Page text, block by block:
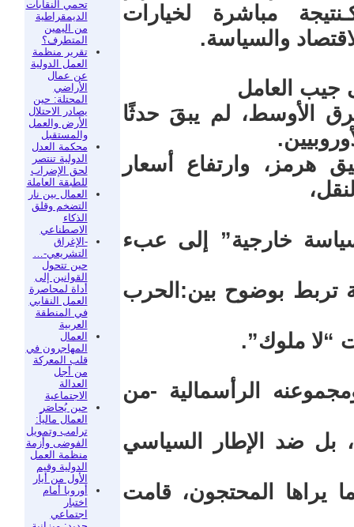
تحمي النقابات
الديمقراطية
من اليمين
المتطرف؟
تقرير منظمة
العمل الدولية
عن عمال
الأراضي
المحتلة: حين
يصادر الاحتلال
الأرض والعمل
والمستقبل
محكمة العدل
الدولية تنتصر
لحق الإضراب
للطبقة العاملة
العمال بين نار
التضخم وقلق
الذكاء
الاصطناعي
-الإغراق
التشريعي-…
حين تتحول
القوانين إلى
أداة لمحاصرة
العمل النقابي
في المنطقة
العربية
العمال
المهاجرون في
قلب المعركة
من أجل
العدالة
الاجتماعية
حين يُحاصَر
العمال مالياً:
ترامب وتمويل
الفوضى وأزمة
منظمة العمل
الدولية وقيم
الأول من أيار
أوروبا أمام
اختبار
اجتماعي
مباشرة لخيارات
والسياسة.
جيب العامل
الأوسط، لم يبقَ حدثًا
هرمز، وارتفاع أسعار
خارجية” إلى عبء
تربط بوضوح بين:الحرب
“لا ملوك”.
الرأسمالية -من
بل ضد الإطار السياسي
يراها المحتجون، قامت